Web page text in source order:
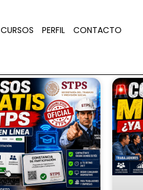
CURSOS PERFIL CONTACTO